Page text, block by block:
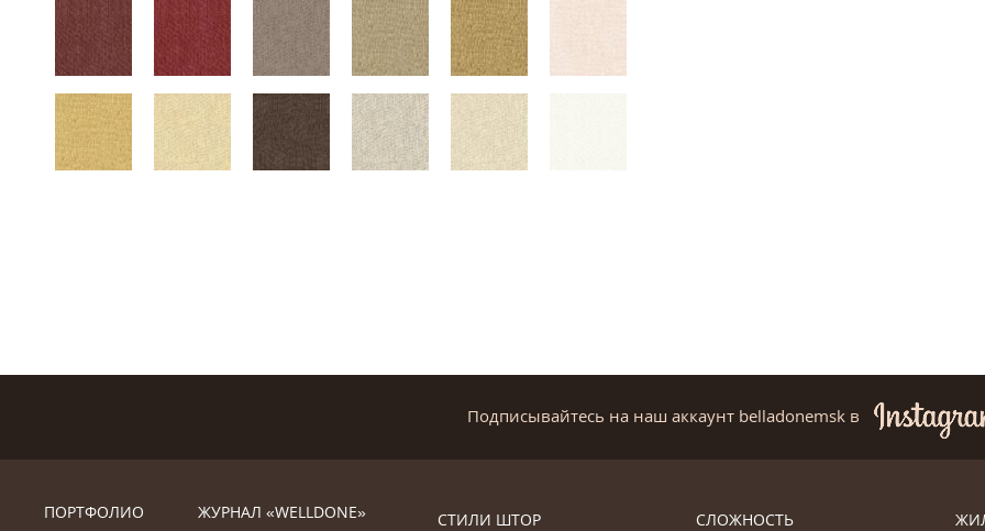
Подписывайтесь на наш аккаунт belladonemsk в
ПОРТФОЛИО
ЖУРНАЛ «WELLDONE»
СТИЛИ ШТОР СЛОЖНОСТЬ